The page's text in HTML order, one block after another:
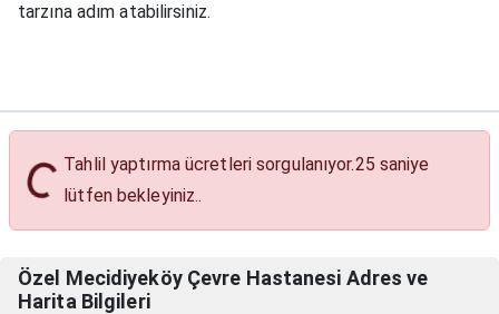
tarzına adım atabilirsiniz.
Tahlil yaptırma ücretleri sorgulanıyor.24 saniye
lütfen bekleyiniz..
Özel Mecidiyeköy Çevre Hastanesi Adres ve
Harita Bilgileri